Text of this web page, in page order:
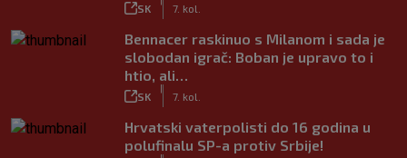
SK 7. kol.
Bennacer raskinuo s Milanom i sada je
slobodan igrač: Boban je upravo to i
htio, ali…
SK 7. kol.
Hrvatski vaterpolisti do 16 godina u
polufinalu SP-a protiv Srbije!